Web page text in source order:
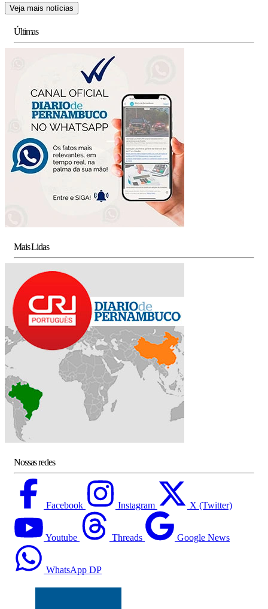
Veja mais notícias
Últimas
Mais Lidas
Nossas redes
Facebook Instagram X (Twitter)
Youtube Threads Google News
WhatsApp DP